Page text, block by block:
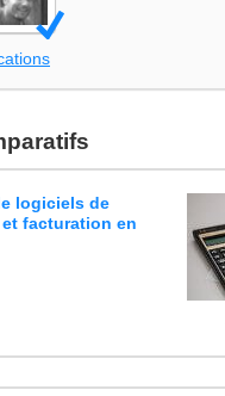
logiciels de
facturation en